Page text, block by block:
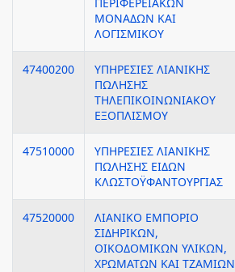
ΜΟΝΑΔΩΝ ΚΑΙ
ΛΟΓΙΣΜΙΚΟΥ
47400200
ΥΠΗΡΕΣΙΕΣ ΛΙΑΝΙΚΗΣ
ΠΩΛΗΣΗΣ
ΤΗΛΕΠΙΚΟΙΝΩΝΙΑΚΟΥ
ΕΞΟΠΛΙΣΜΟΥ
47510000
ΥΠΗΡΕΣΙΕΣ ΛΙΑΝΙΚΗΣ
ΠΩΛΗΣΗΣ ΕΙΔΩΝ
ΚΛΩΣΤΟΫΦΑΝΤΟΥΡΓΙΑΣ
47520000
ΛΙΑΝΙΚΟ ΕΜΠΟΡΙΟ
ΣΙΔΗΡΙΚΩΝ,
ΟΙΚΟΔΟΜΙΚΩΝ ΥΛΙΚΩΝ,
ΧΡΩΜΑΤΩΝ ΚΑΙ ΤΖΑΜΙΩΝ